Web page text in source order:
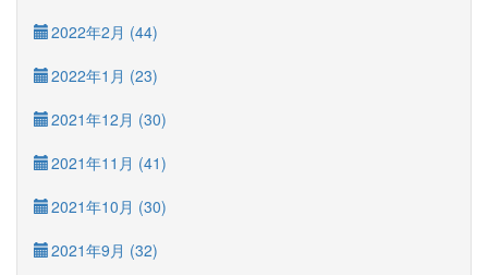
2022年2月 (44)
2022年1月 (23)
2021年12月 (30)
2021年11月 (41)
2021年10月 (30)
2021年9月 (32)